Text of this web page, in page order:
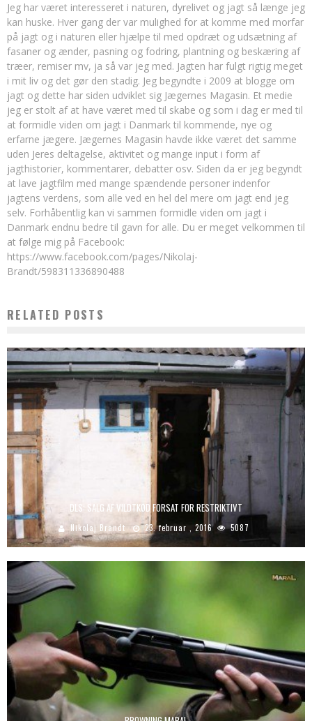
Jeg har været interesseret i naturen, dyrelivet og jagt så længe jeg
kan huske. Hver gang der var mulighed for at komme med morfar
på jagt og i naturen eller hjælpe til med opdræt og udsætning af
fasaner og ænder, pasning og fodring, plantning og beskæring af
træer, remiser mv, ja så var jeg med. Jagten har fulgt rigtig meget
i mit liv og det gør den stadig. Jeg begyndte i 2009 at blogge om
jagt og dette har siden udviklet sig Jægernes Magasin. Et medie
jeg er stolt af at have været med til skabe og som i dag er med til
at formidle viden om jagt i Danmark til kommende, nye og
erfarne jægere. Jægernes Magasin havde ikke været det samme
uden Jeres deltagelse, aktivitet og mange input i form af
jagthistorier, kommentarer, debatter osv. Siden da er jeg begyndt
at lave jagtfilm med mange spændende personer indenfor
jagtens verdens, som alle ved en hel del mere om jagt end jeg
selv. Forhåbentlig kan vi sammen formidle viden om jagt i
Danmark endnu bedre til gavn for alle. Du er meget velkommen til
at følge mig på Facebook:
https://www.facebook.com/pages/Nikolaj-
Brandt/598311336890488
RELATED POSTS
DLS: SALG AF VILDTKØD FORSAT FOR RESTRIKTIVT
Nikolaj Brandt 23. februar , 2016 5087